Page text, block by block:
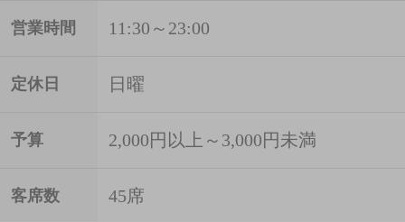
営業時間 11:30～23:00
定休日 日曜
予算 2,000円以上～3,000円未満
客席数 45席